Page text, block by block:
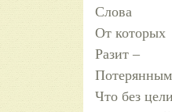
Слова
От которых
Разит –
Что без